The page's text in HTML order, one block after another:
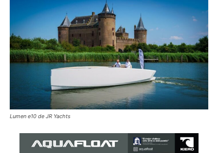
Lumen e10 de JR Yachts